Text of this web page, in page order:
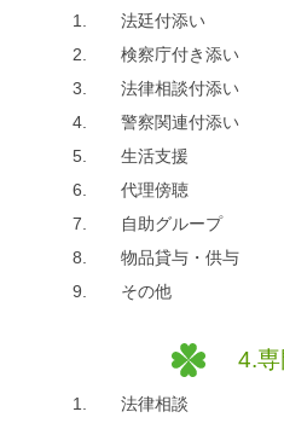
1. 法廷付添い
2.
検察庁付き添い
3.
法律相談付添い
4.
警察関連付添い
5.
生活支援
6.
代理傍聴
7.
自助グループ
8.
物品貸与・供与
9.
その他
4.
1. 法律相談